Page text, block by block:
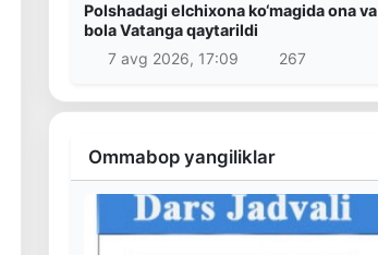
Polshadagi elchixona ko‘magida ona va
bola Vatanga qaytarildi
7 avg 2026, 17:09
267
Ommabop yangiliklar